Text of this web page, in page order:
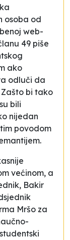
osoba od
web-
49 piše
ako
odluči da
Zašto bi tako
bili
nijedan
povodom
većinom, a
Bakir
Mršo za